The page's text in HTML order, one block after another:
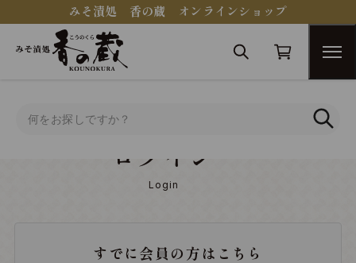
みそ漬処 香の蔵 オンラインショップ
ログイン
Login
すでに会員の方はこちら